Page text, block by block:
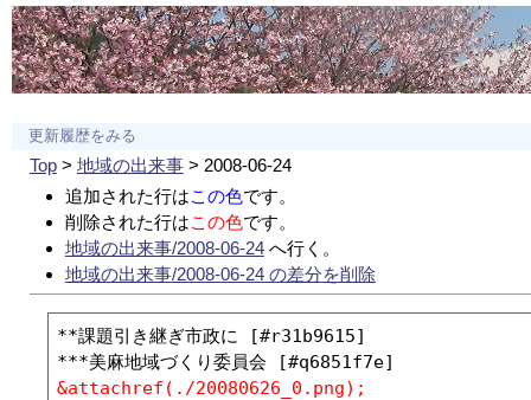
更新履歴をみる
Top> 地域の出来事> 2008-06-24
追加された行はこの色です。
削除された行はこの色です。
地域の出来事/2008-06-24へ行く。
地域の出来事/2008-06-24 の差分を削除
**課題引き継ぎ市政に [#r31b9615]
&attachref(./20080626_0.png);